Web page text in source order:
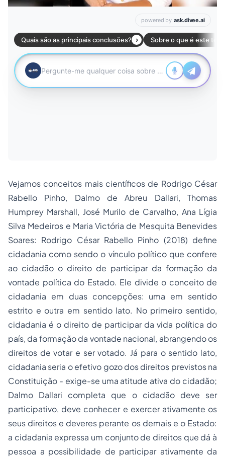
Vejamos conceitos mais científicos de Rodrigo César
Rabello Pinho, Dalmo de Abreu Dallari, Thomas
Humprey Marshall, José Murilo de Carvalho, Ana Lígia
Silva Medeiros e Maria Victória de Mesquita Benevides
Soares: Rodrigo César Rabello Pinho (2018) define
cidadania como sendo o vínculo político que confere
ao cidadão o direito de participar da formação da
vontade política do Estado. Ele divide o conceito de
cidadania em duas concepções: uma em sentido
estrito e outra em sentido lato. No primeiro sentido,
cidadania é o direito de participar da vida política do
país, da formação da vontade nacional, abrangendo os
direitos de votar e ser votado. Já para o sentido lato,
cidadania seria o efetivo gozo dos direitos previstos na
Constituição - exige-se uma atitude ativa do cidadão;
Dalmo Dallari completa que o cidadão deve ser
participativo, deve conhecer e exercer ativamente os
seus direitos e deveres perante os demais e o Estado:
a cidadania expressa um conjunto de direitos que dá à
pessoa a possibilidade de participar ativamente da